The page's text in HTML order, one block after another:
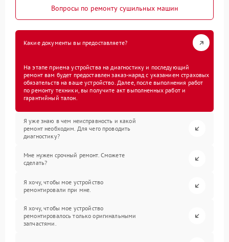
Вопросы по ремонту сушильных машин
Какие документы вы предоставляете?
На этапе приема устройства на диагностику и последующий
ремонт вам будет предоставлен заказ-наряд с указанием страховых
обязательств на ваше устройство. Далее, после выполнения работ
по ремонту техники, вы получите акт выполненных работ и
гарантийный талон.
Я уже знаю в чем неисправность и какой
ремонт необходим. Для чего проводить
диагностику?
Мне нужен срочный ремонт. Сможете
сделать?
Я хочу, чтобы мое устройство
ремонтировали при мне.
Я хочу, чтобы мое устройство
ремонтировалось только оригинальными
запчастями.